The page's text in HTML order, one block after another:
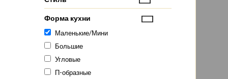
Форма кухни
Маленькие/Мини
Большие
Угловые
П-образные